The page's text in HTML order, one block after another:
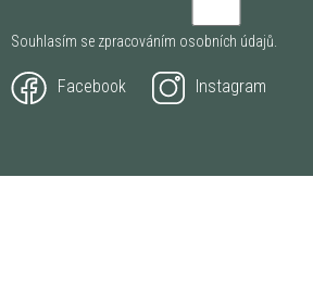
Souhlasím se zpracováním osobních údajů
Facebook Instagram